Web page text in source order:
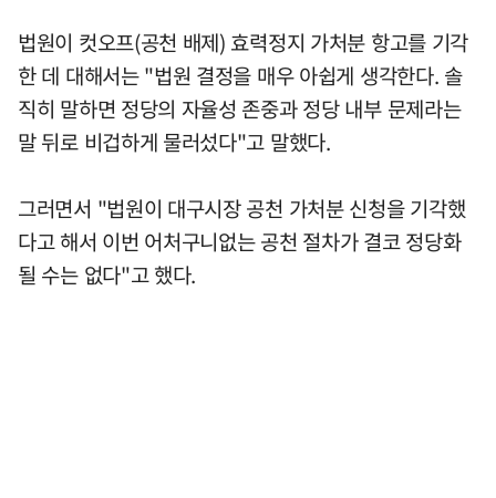
법원이 컷오프(공천 배제) 효력정지 가처분 항고를 기각
한 데 대해서는 "법원 결정을 매우 아쉽게 생각한다. 솔
직히 말하면 정당의 자율성 존중과 정당 내부 문제라는
말 뒤로 비겁하게 물러섰다"고 말했다.
그러면서 "법원이 대구시장 공천 가처분 신청을 기각했
다고 해서 이번 어처구니없는 공천 절차가 결코 정당화
될 수는 없다"고 했다.